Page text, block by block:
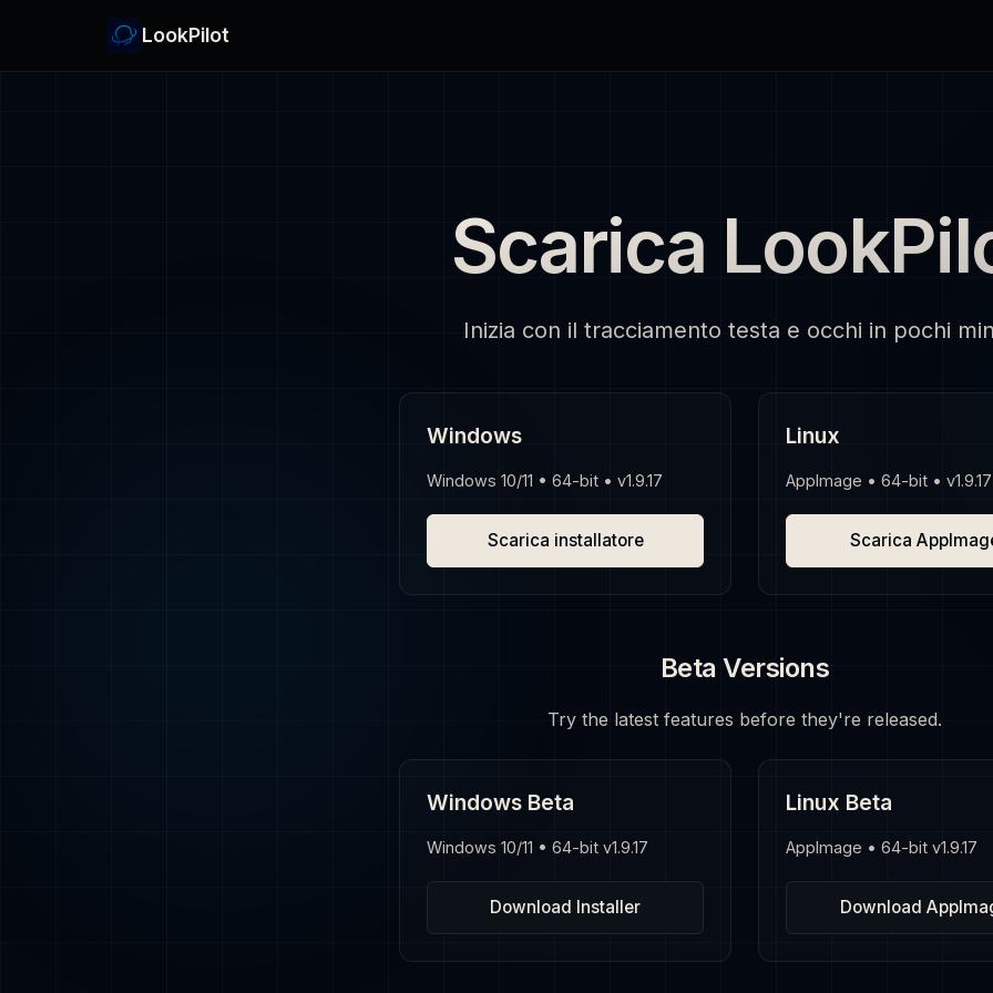
LookPilot
Scarica
Inizia con il tracciamento testa e occhi in pochi
Windows
Windows 10/11 • 64-bit • v1.9.17
Scarica installatore
Linux
AppImage • 64-bit • v1.9.17
Scarica
Beta Versions
Try the latest features before they're released.
Windows Beta
Windows 10/11 • 64-bit v1.9.17
Download Installer
Linux Beta
AppImage • 64-bit v1.9.17
Download